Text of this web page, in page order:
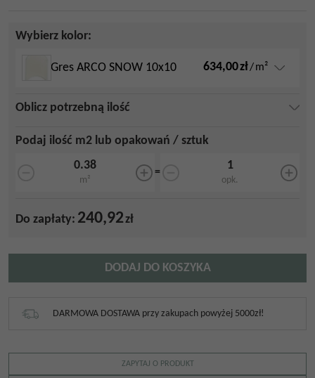
Wybierz kolor:
Gres ARCO SNOW 10x10 634,00zł/m²
Oblicz potrzebną ilość
Podaj ilość m2 lub opakowań / sztuk
m²
=
opk.
Do zapłaty: 240,92zł
DODAJ DO KOSZYKA
DARMOWA DOSTAWA przy zakupach powyżej 5000zł!
ZAPYTAJ O PRODUKT